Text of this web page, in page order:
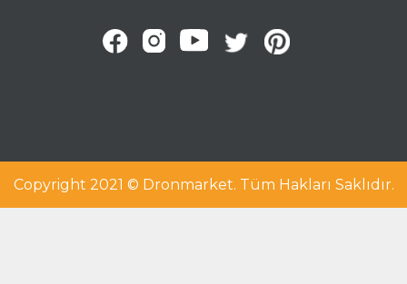
Copyright 2021 © Dronmarket. Tüm Hakları Saklıdır.